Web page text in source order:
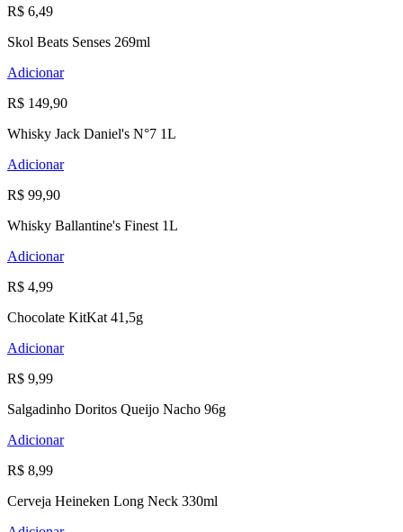
R$ 6,49
Skol Beats Senses 269ml
Adicionar
R$ 149,90
Whisky Jack Daniel's N°7 1L
Adicionar
R$ 99,90
Whisky Ballantine's Finest 1L
Adicionar
R$ 4,99
Chocolate KitKat 41,5g
Adicionar
R$ 9,99
Salgadinho Doritos Queijo Nacho 96g
Adicionar
R$ 8,99
Cerveja Heineken Long Neck 330ml